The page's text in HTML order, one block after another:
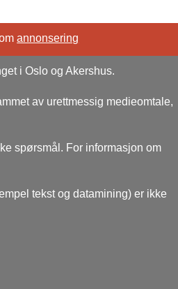
annonsering
i Oslo og Akershus.
av urettmessig medieomtale,
spørsmål. For informasjon om
tekst og datamining) er ikke